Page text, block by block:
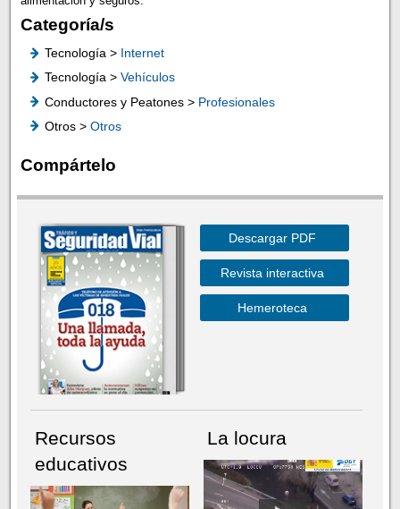
Categoría/s
Tecnología > Internet
Tecnología > Vehículos
Conductores y Peatones > Profesionales
Otros > Otros
Compártelo
Descargar PDF
Revista interactiva
Hemeroteca
Recursos
educativos
La locura